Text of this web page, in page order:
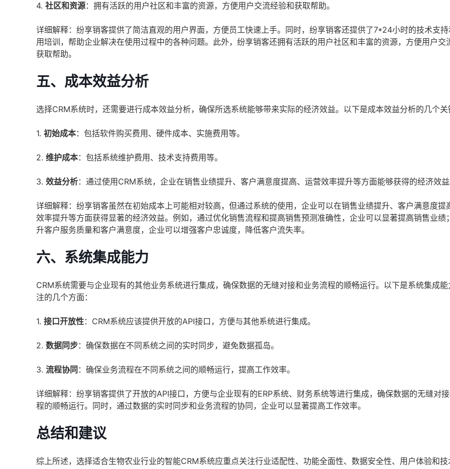
4. 社区和资源：拥有活跃的用户社区和丰富的资源，方便用户交流经验和获取帮助。
详细解释：纷享销客提供了简洁直观的用户界面，方便员工快速上手。同时，纷享销客还提供了7*24小时的技术支
用培训，帮助企业解决在使用过程中的各种问题。此外，纷享销客还拥有活跃的用户社区和丰富的资源，方便用户交
获取帮助。
五、成本效益分析
选择CRM系统时，还需要进行成本效益分析，确保所选系统能够带来实际的经济效益。以下是成本效益分析的几个关
1. 初始成本：包括软件购买费用、硬件成本、实施费用等。
2. 维护成本：包括系统维护费用、技术支持费用等。
3. 效益分析：通过使用CRM系统，企业在销售业绩提升、客户满意度提高、运营效率提升等方面能够获得的经济效益
详细解释：纷享销客虽然在初始成本上可能相对较高，但通过系统的使用，企业可以在销售业绩提升、客户满意度提
效率提升等方面获得显著的经济效益。例如，通过优化销售流程和提高销售预测准确性，企业可以显著提高销售业绩
升客户服务质量和客户满意度，企业可以增强客户忠诚度，降低客户流失率。
六、系统集成能力
CRM系统需要与企业现有的其他业务系统进行集成，确保数据的无缝对接和业务流程的顺畅运行。以下是系统集成能
注的几个方面：
1. 接口开放性：CRM系统应该提供开放的API接口，方便与其他系统进行集成。
2. 数据同步：确保数据在不同系统之间的实时同步，避免数据孤岛。
3. 流程协同 ：确保业务流程在不同系统之间的顺畅运行，提高工作效率。
详细解释：纷享销客提供了开放的API接口，方便与企业现有的ERP系统、财务系统等进行集成，确保数据的无缝对
程的顺畅运行。同时，通过数据的实时同步和业务流程的协同，企业可以显著提高工作效率。
总结和建议
综上所述，选择适合生物农业行业的智能CRM系统应重点关注行业适配性、功能全面性、数据安全性、用户体验和技